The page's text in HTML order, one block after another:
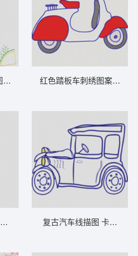
绿色刺绣花纹设计图 女装服装时装
成长甜蜜糖果图案 女装服装时装
红色踏板车
复古汽车线描图 卡